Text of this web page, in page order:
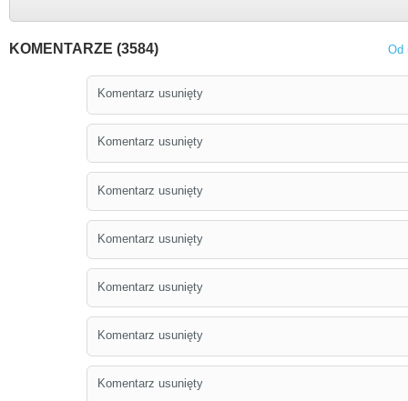
KOMENTARZE (3584) Od
Komentarz usunięty
Komentarz usunięty
Komentarz usunięty
Komentarz usunięty
Komentarz usunięty
Komentarz usunięty
Komentarz usunięty